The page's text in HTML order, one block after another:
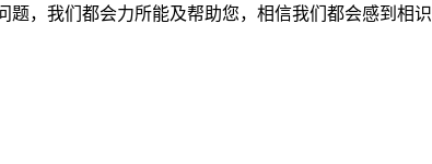
，我们都会力所能及帮助您，相信我们都会感到相